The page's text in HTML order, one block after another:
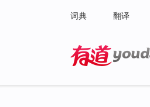
词典 翻译